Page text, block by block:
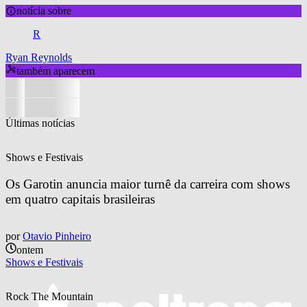
notícia sobre
R
Ryan Reynolds
também aparecem
Últimas notícias
Shows e Festivais
Os Garotin anuncia maior turnê da carreira com shows
em quatro capitais brasileiras
por Otavio Pinheiro
ontem
Shows e Festivais
Rock The Mountain